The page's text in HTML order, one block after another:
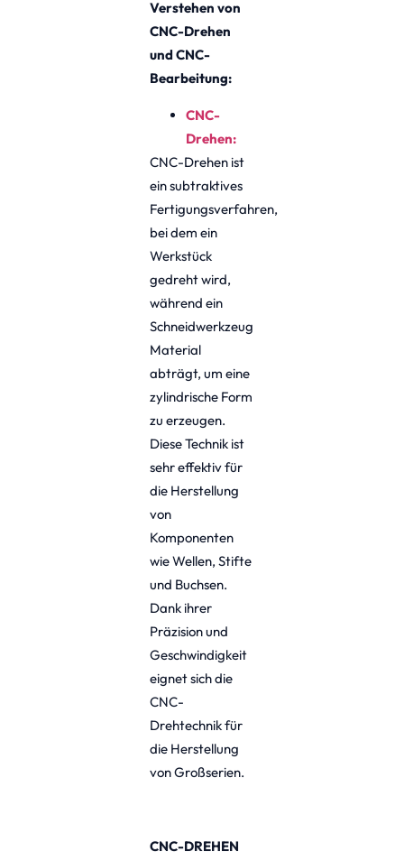
Verstehen von
CNC-Drehen
und CNC-
Bearbeitung:
CNC-
Drehen:
CNC-Drehen ist
ein subtraktives
Fertigungsverfahren,
bei dem ein
Werkstück
gedreht wird,
während ein
Schneidwerkzeug
Material
abträgt, um eine
zylindrische Form
zu erzeugen.
Diese Technik ist
sehr effektiv für
die Herstellung
von
Komponenten
wie Wellen, Stifte
und Buchsen.
Dank ihrer
Präzision und
Geschwindigkeit
eignet sich die
CNC-
Drehtechnik für
die Herstellung
von Großserien.
CNC-DREHEN